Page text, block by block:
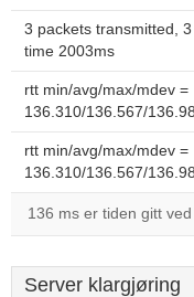
3 packets transmitted,
time 2003ms
rtt min/avg/max/mdev =
136.310/136.567/
rtt min/avg/max/mdev =
136.310/136.567/
136 ms er tiden gitt
Server klargjøring